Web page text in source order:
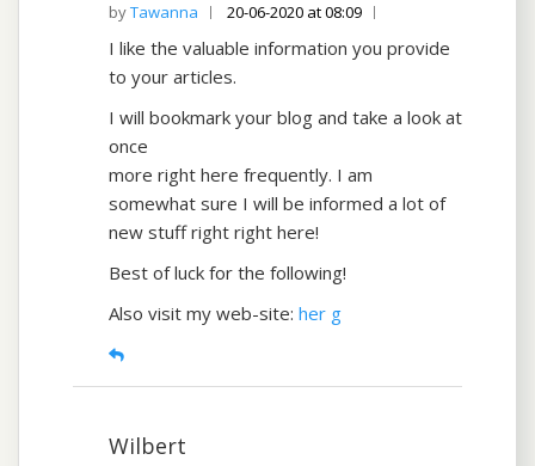
Tawanna 20-06-2020 at 08:09
I like the valuable information you provide
to your articles.
I will bookmark your blog and take a look at
once
more right here frequently. I am
somewhat sure I will be informed a lot of
new stuff right right here!
Best of luck for the following!
Also visit my web-site: her g
Wilbert